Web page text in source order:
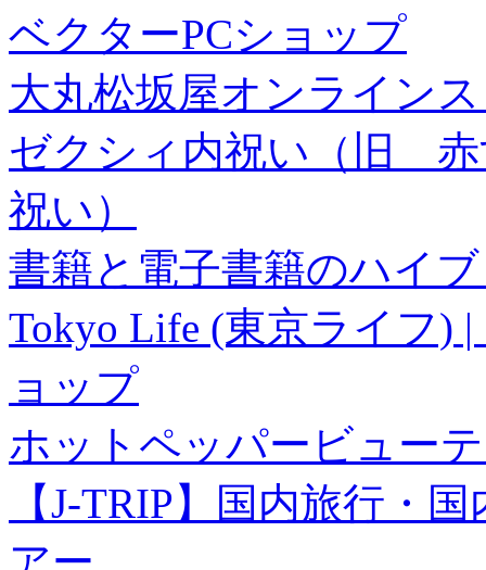
ベクターPCショップ
大丸松坂屋オンライン
ゼクシィ内祝い（旧 赤
祝い）
書籍と電子書籍のハイ
Tokyo Life (東京ライフ)
ョップ
ホットペッパービュー
【J-TRIP】国内旅行・